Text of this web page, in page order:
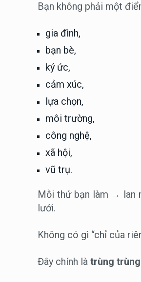
Bạn không phải một
gia đình,
bạn bè,
ký ức,
cảm xúc,
lựa chọn,
môi trường,
công nghệ,
xã hội,
vũ trụ.
Mỗi thứ bạn làm → lan
lưới.
Không có gì “chỉ của
Đây chính là trùng